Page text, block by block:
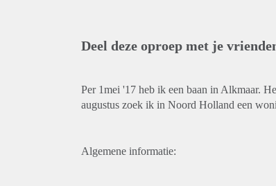
Deel deze oproep met je
Per 1mei '17 heb ik een baan in Alkmaar.
augustus zoek ik in Noord Holland een
Algemene informatie: